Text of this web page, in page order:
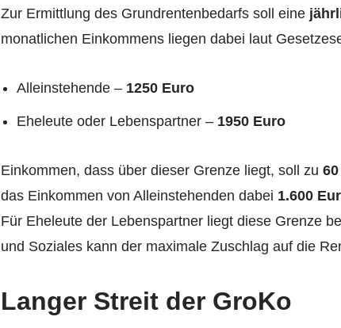
Zur Ermittlung des Grundrentenbedarfs soll eine
monatlichen Einkommens liegen dabei laut
Alleinstehende – 1250 Euro
Eheleute oder Lebenspartner – 1950 Euro
Einkommen, dass über dieser Grenze liegt, soll zu
das Einkommen von Alleinstehenden dabei 1.600
Für Eheleute der Lebenspartner liegt diese Grenze
und Soziales kann der maximale Zuschlag auf die
Langer Streit der GroKo